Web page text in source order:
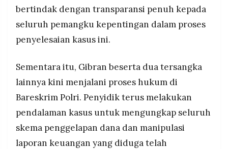
bertindak dengan transparansi penuh kepada
seluruh pemangku kepentingan dalam proses
penyelesaian kasus ini.
Sementara itu, Gibran beserta dua tersangka
lainnya kini menjalani proses hukum di
Bareskrim Polri. Penyidik terus melakukan
pendalaman kasus untuk mengungkap seluruh
skema penggelapan dana dan manipulasi
laporan keuangan yang diduga telah